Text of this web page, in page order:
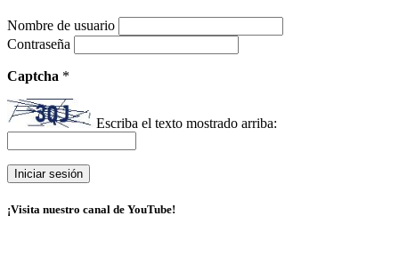
Nombre de usuario
Contraseña
Captcha *
Escriba el texto mostrado arriba:
¡Visita nuestro canal de YouTube!